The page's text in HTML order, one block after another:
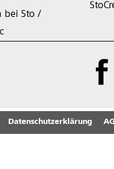
bei Sto /
Datenschutzerklärung